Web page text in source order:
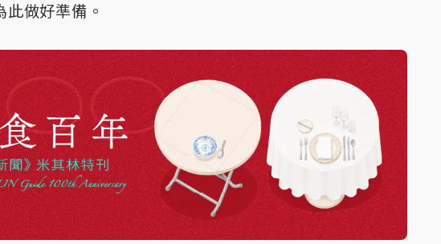
此做好準備。